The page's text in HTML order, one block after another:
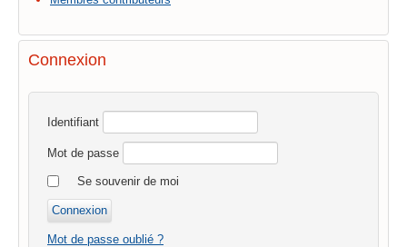
Connexion
Identifiant
Mot de passe
Se souvenir de moi
Mot de passe oublié ?